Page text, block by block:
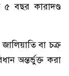
৫ বছর কারাদণ্ড
বা চক্র
অন্তর্ভুক্ত করা